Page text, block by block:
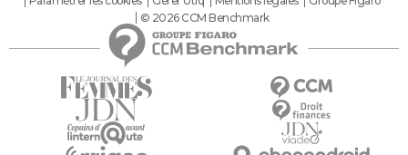
© 2026 CCM Benchmark